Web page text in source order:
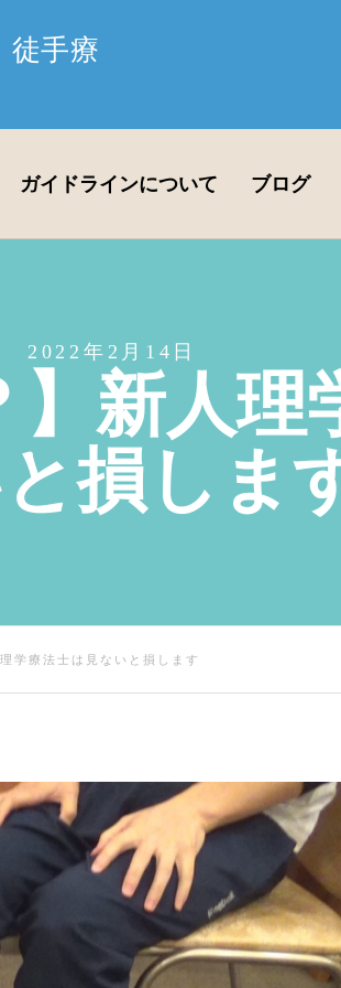
徒手療
ガイドラインについて ブログ
2022年2月14日
】新人
損しま
学療法士は見ないと損します